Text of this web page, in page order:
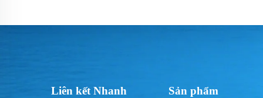
Liên kết Nhanh Sản phẩm